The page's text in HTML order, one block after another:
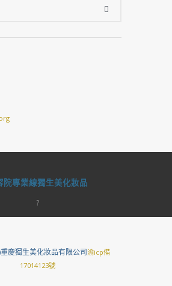
院專業線獨生美化妝品
?
慶獨生美化妝品有限公司渝icp備
17014123號